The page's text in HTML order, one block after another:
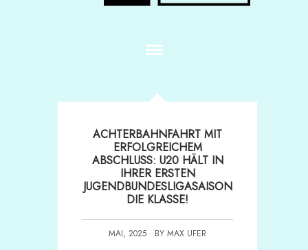
ACHTERBAHNFAHRT MIT
ERFOLGREICHEM
ABSCHLUSS: U20 HÄLT IN
IHRER ERSTEN
JUGENDBUNDESLIGASAISON
DIE KLASSE!
MAI, 2025 · BY MAX UFER